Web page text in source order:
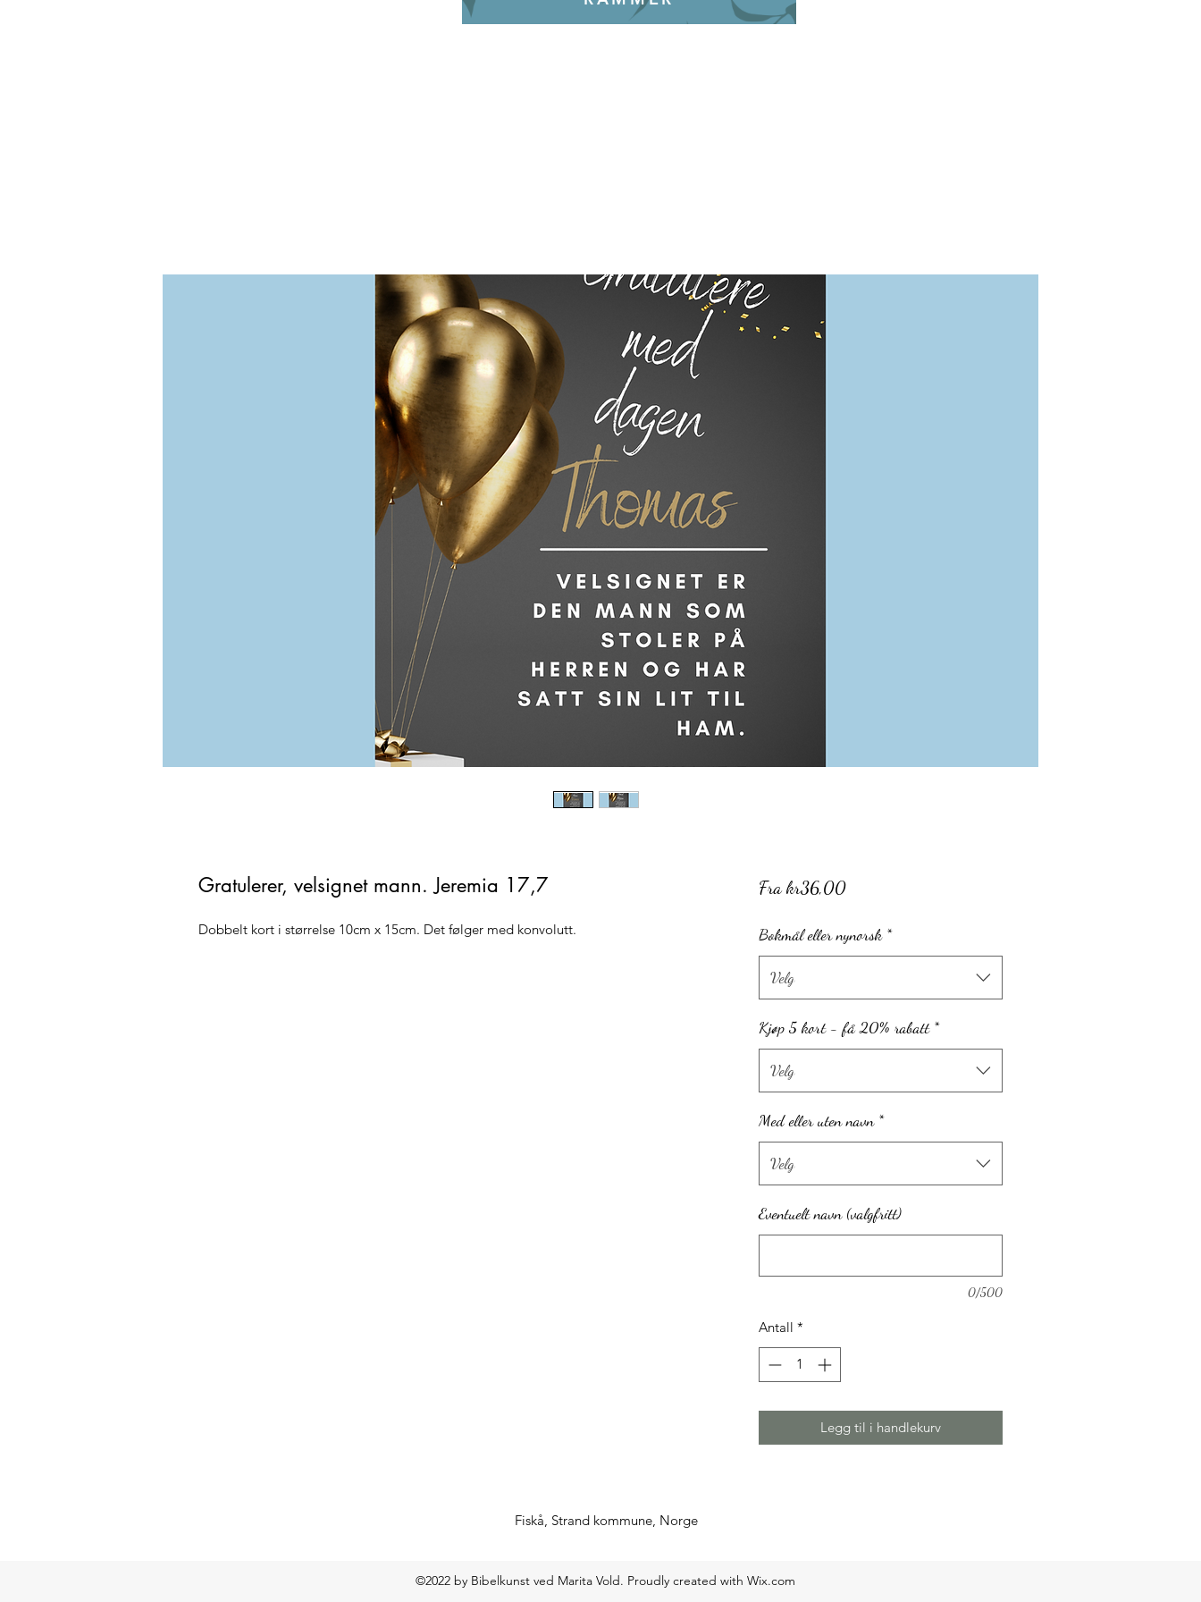
Gratulerer, velsignet mann. Jeremia 17,7
Dobbelt kort i størrelse 10cm x 15cm. Det følger med konvolutt.
Frakr36,00Salgspris
Bokmål eller nynorsk *
Velg
Kjøp 5 kort - få 20% rabatt *
Velg
Med eller uten navn *
Velg
Eventuelt navn (valgfritt)
0/500
Antall *
Legg til i handlekurv
Fiskå, Strand kommune, Norge
©2022 by Bibelkunst ved Marita Vold. Proudly created with Wix.com